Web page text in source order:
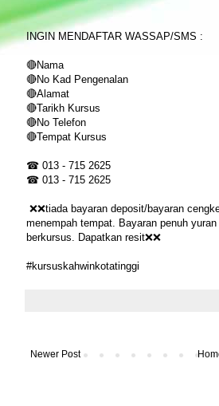
INGIN MENDAFTAR WASSAP/SMS :
🔴Nama
🔴No Kad Pengenalan
🔴Alamat
🔴Tarikh Kursus
🔴No Telefon
🔴Tempat Kursus
☎ 013 - 715 2625
☎ 013 - 715 2625
❌❌tiada bayaran deposit/bayaran
menempah tempat. Bayaran penuh
berkursus. Dapatkan resit❌❌
#kursuskahwinkotatinggi
Newer Post